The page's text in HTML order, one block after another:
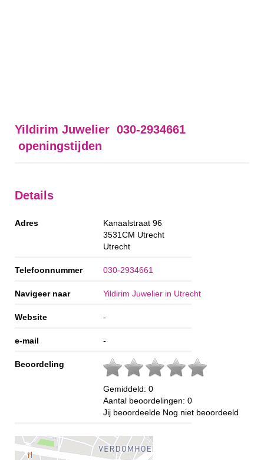
Yildirim Juwelier 030-2934661
openingstijden
Details
Adres
Kanaalstraat 96
3531CM Utrecht
Utrecht
Telefoonnummer 030-2934661
Navigeer naar Yildirim Juwelier in Utrecht
Website -
e-mail -
Beoordeling
Gemiddeld: 0
Aantal beoordelingen: 0
Jij beoordeelde Nog niet beoordeeld